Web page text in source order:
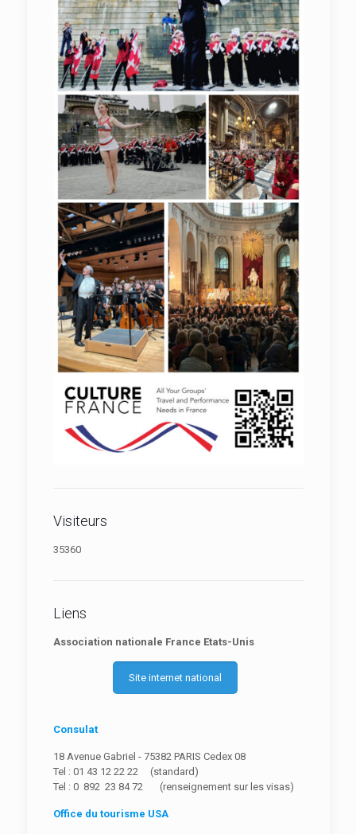
Visiteurs
35360
Liens
Association nationale France Etats-Unis
Site internet national
Consulat
18 Avenue Gabriel - 75382 PARIS Cedex 08
Tel : 01 43 12 22 22 (standard)
Tel : 0 892 23 84 72 (renseignement sur les visas)
Office du tourisme USA